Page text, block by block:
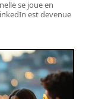
se joue en
est devenue